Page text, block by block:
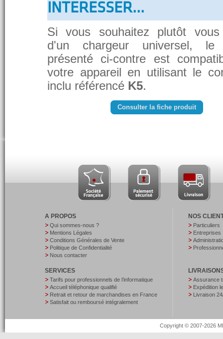
INTERESSER...
Si vous souhaitez plutôt vous
d'un chargeur universel, le
présenté ci-contre est
votre appareil en utilisant le
inclu référencé K5.
Consulter la fiche produit
A PROPOS
Qui sommes-nous ?
Mentions Légales
Conditions Générales de Vente
Politique de Confidentialité
Nous contacter
SERVICES
Tarifs pour professionnels de l’informatique
Accueil téléphonique qualifié
Retrait et retour de marchandises en France
Satisfait ou remboursé intégralement
NOS
Particuliers
Entreprises
Assurance
Expédition
Livraison
Copyright © 2007-2026